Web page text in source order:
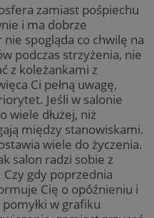
zamiast pośpiechu
i ma dobrze
spogląda co chwilę na
podczas strzyżenia, nie
z koleżankami z
Ci pełną uwagę,
Jeśli w salonie
wiele dłużej, niż
między stanowiskami.
wiele do życzenia.
salon radzi sobie z
gdy poprzednia
Cię o opóźnieniu i
w grafiku